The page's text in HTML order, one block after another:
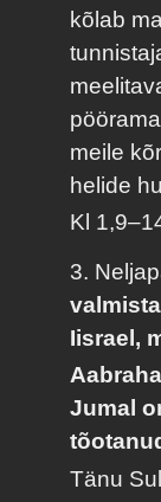
kõlab
meile
helide
Kl
3.
Iisrael,
Jumal
Tänu